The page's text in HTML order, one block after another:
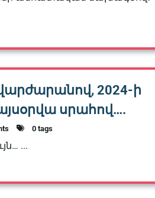
2024-ի
սրահով….
0 tags
...